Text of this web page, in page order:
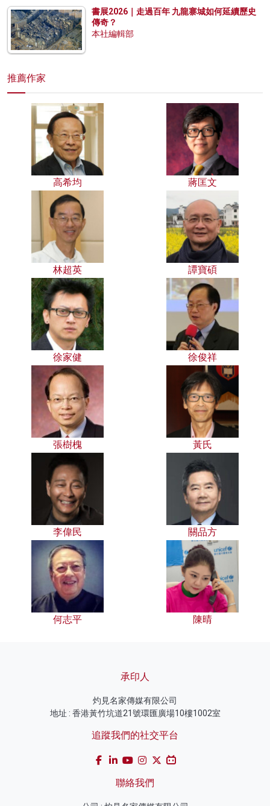
書展2026｜走過百年 九龍寨城如何延續歷史
傳奇？
本社編輯部
推薦作家
高希均 蔣匡文
林超英 譚寶碩
徐家健 徐俊祥
張樹槐 黃氏
李偉民 關品方
何志平 陳晴
承印人
灼見名家傳媒有限公司
地址 : 香港黃竹坑道21號環匯廣場10樓1002室
追蹤我們的社交平台
聯絡我們